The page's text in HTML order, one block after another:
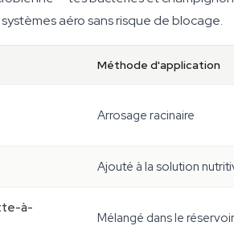
aéro sans risque de blocage.
Méthode d'application
Arrosage racinaire
Ajouté à la solution
à-
Mélangé dans le réservoir